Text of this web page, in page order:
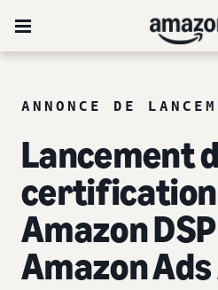
ANNONCE DE
Lancement
certification
Amazon
Amazon